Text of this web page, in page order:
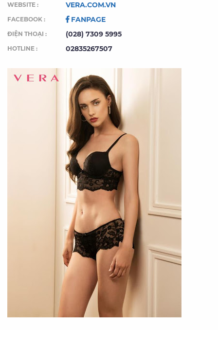
WEBSITE : VERA.COM.VN
FACEBOOK : FANPAGE
ĐIỆN THOẠI : (028) 7309 5995
HOTLINE : 02835267507